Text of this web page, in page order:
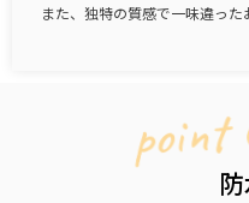
また、独特の質感で一味違った
point